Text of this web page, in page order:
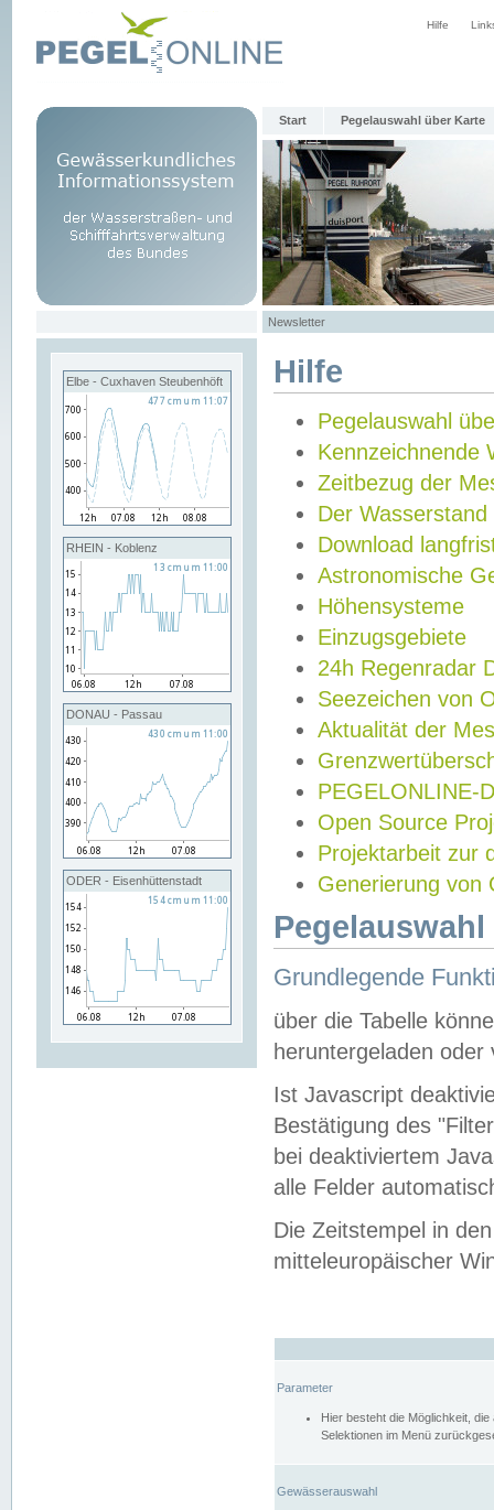
Hilfe
Start Pegelauswahl über Karte
Newsletter
Elbe - Cuxhaven Steubenhöft
RHEIN - Koblenz
DONAU - Passau
ODER - Eisenhüttenstadt
Hilfe
Pegelauswahl
Kennzeichnende
Zeitbezug der
Der Wasserstand
Download
Astronomische
Höhensysteme
Einzugsgebiete
24h Regenradar
Seezeichen von
Aktualität der
PEGELONLINE-
Open Source
Projektarbeit zur
Generierung von
Grundlegende
über die Tabelle
heruntergeladen oder
Ist Javascript
Bestätigung des
bei deaktiviertem
alle Felder
Die Zeitstempel in
mitteleuropäischer
Parameter
Hier besteht die Möglichkeit,
Selektionen im Menü
Gewässerauswahl